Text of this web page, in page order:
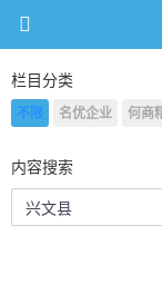
栏目分类
不限 名优企业 何商
内容搜索